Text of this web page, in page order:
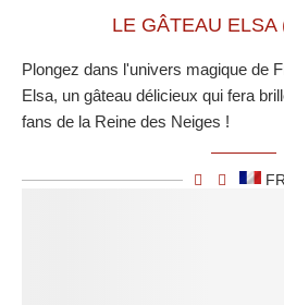
LE GÂTEAU ELSA
Plongez dans l'univers magique de
Elsa, un gâteau délicieux qui fera
fans de la Reine des Neiges !